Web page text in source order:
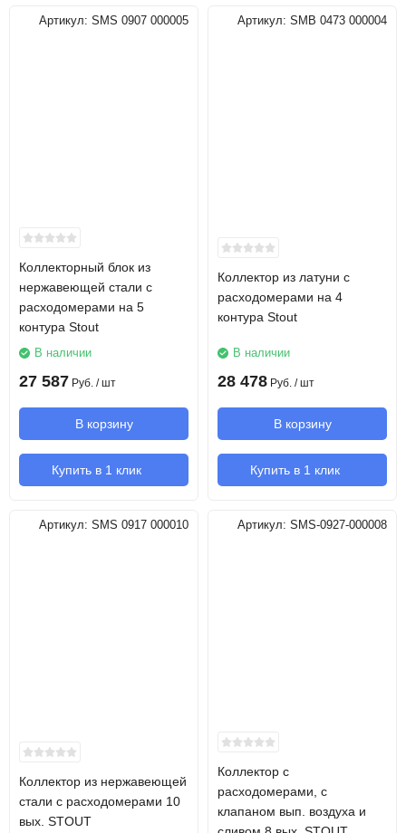
Артикул: SMS 0907 000005
Коллекторный блок из
нержавеющей стали с
расходомерами на 5
контура Stout
В наличии
27 587 Руб. / шт
В корзину
Купить в 1 клик
Артикул: SMB 0473 000004
Коллектор из латуни с
расходомерами на 4
контура Stout
В наличии
28 478 Руб. / шт
В корзину
Купить в 1 клик
Артикул: SMS 0917 000010
Коллектор из нержавеющей
стали с расходомерами 10
вых. STOUT
Артикул: SMS-0927-000008
Коллектор с
расходомерами, с
клапаном вып. воздуха и